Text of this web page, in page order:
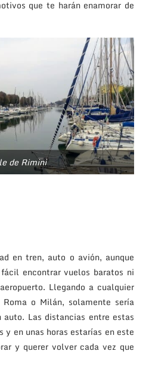
que te harán enamorar de
de Rimini
en tren, auto o avión, aunque
encontrar vuelos baratos ni
Llegando a cualquier
o Milán, solamente sería
Las distancias entre estas
y en unas horas estarías en este
y querer volver cada vez que